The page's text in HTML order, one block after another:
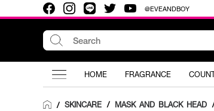
@EVEANDBOY
HOME FRAGRANCE
/ SKINCARE / MASK AND BLACK HEAD /